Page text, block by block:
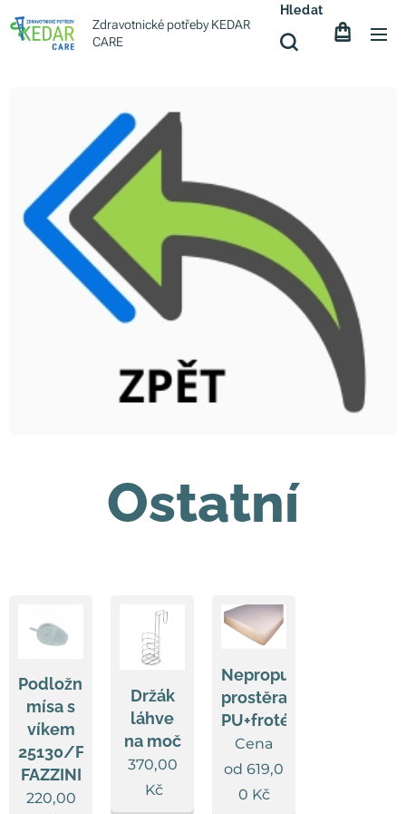
Zdravotnické potřeby KEDAR
CARE
Hledat
Ostatní
Podložní
mísa s
víkem
25130/FL
FAZZINI
220,00
Držák
láhve
na moč
370,00
Kč
Nepropustné
prostěradlo
PU+froté
Cena
od 619,0
0 Kč